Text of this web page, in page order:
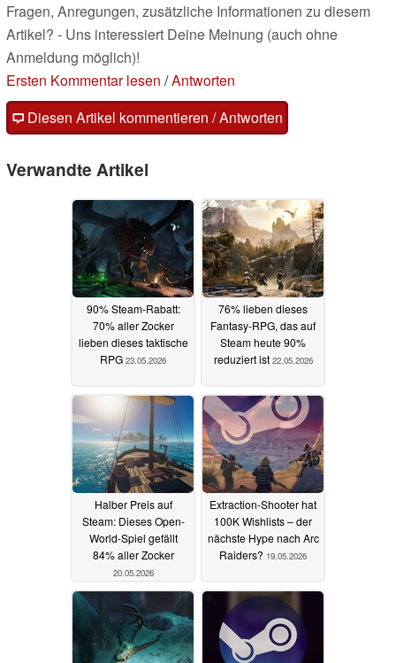
Fragen, Anregungen, zusätzliche Informationen zu diesem
Artikel? - Uns interessiert Deine Meinung (auch ohne
Anmeldung möglich)!
Ersten Kommentar lesen /Antworten
Diesen Artikel kommentieren / Antworten
Verwandte Artikel
90% Steam-Rabatt:
70% aller Zocker
lieben dieses taktische
RPG 23.05.2026
76% lieben dieses
Fantasy-RPG, das auf
Steam heute 90%
reduziert ist 22.05.2026
Halber Preis auf
Steam: Dieses Open-
World-Spiel gefällt
84% aller Zocker
20.05.2026
Extraction-Shooter hat
100K Wishlists – der
nächste Hype nach Arc
Raiders? 19.05.2026